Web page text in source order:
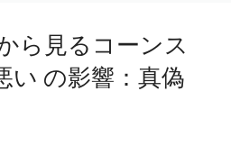
ら見るコーンス
い の影響：真偽